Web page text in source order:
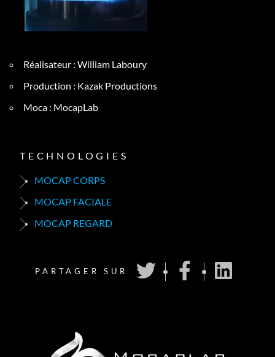
Réalisateur : William Laboury
Production : Kazak Productions
Moca : MocapLab
TECHNOLOGIES
MOCAP CORPS
MOCAP FACIALE
MOCAP REGARD
PARTAGER SUR